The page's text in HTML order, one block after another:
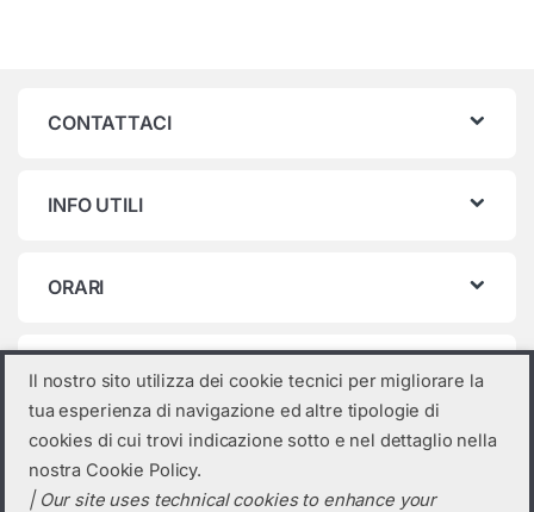
CONTATTACI
INFO UTILI
ORARI
Categorie prodotto
Seleziona una categoria
Il nostro sito utilizza dei cookie tecnici per migliorare la
tua esperienza di navigazione ed altre tipologie di
cookies di cui trovi indicazione sotto e nel dettaglio nella
nostra Cookie Policy.
| Our site uses technical cookies to enhance your